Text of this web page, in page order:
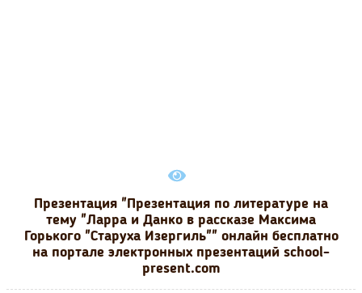
Презентация "Презентация по литературе на
тему "Ларра и Данко в рассказе Максима
Горького "Старуха Изергиль"" онлайн бесплатно
на портале электронных презентаций school-
present.com